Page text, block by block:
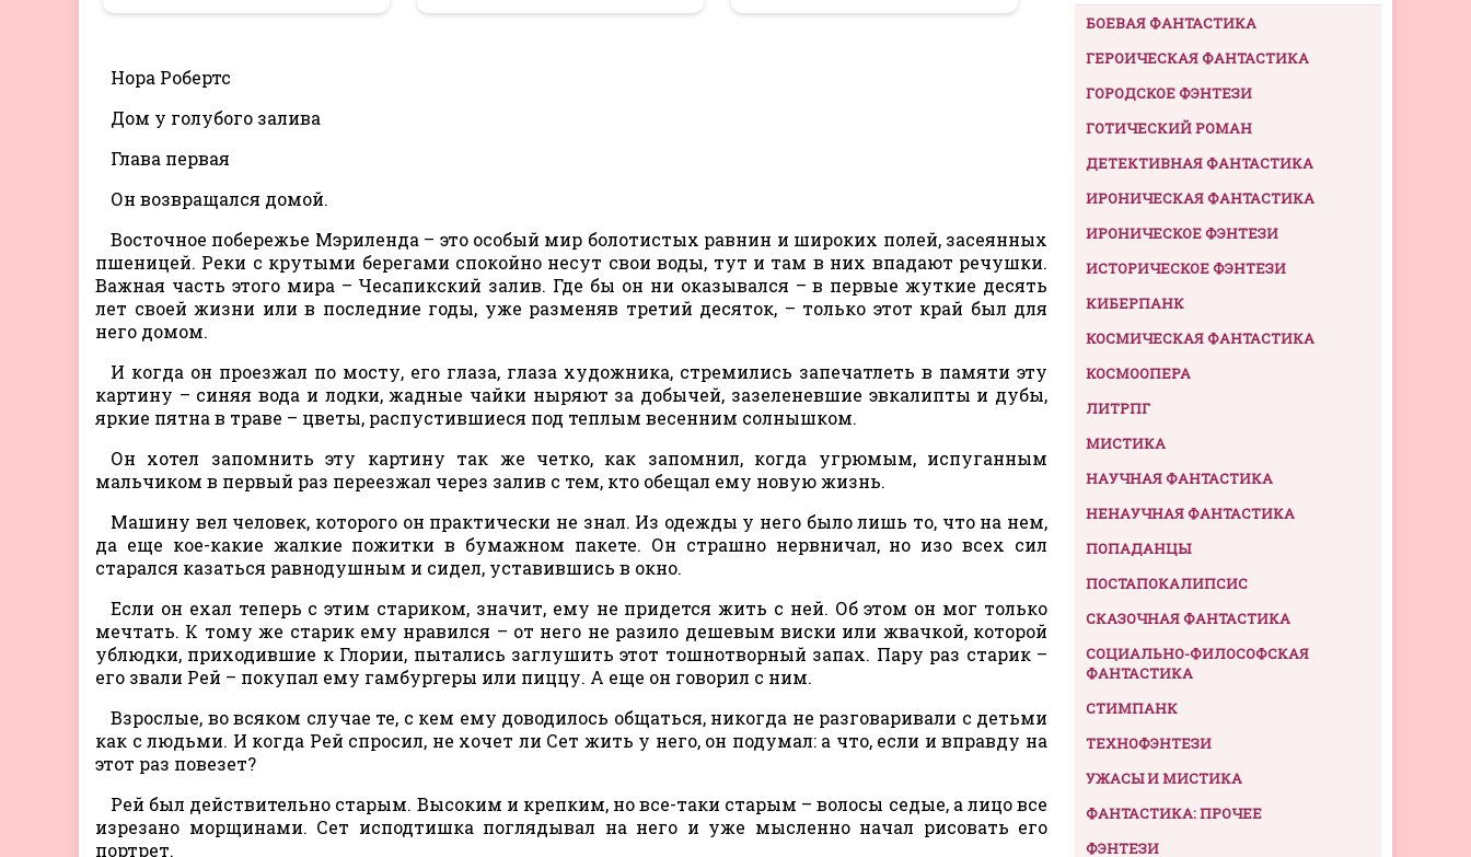
Нора Робертс
Дом у голубого залива
Глава первая
Он возвращался домой.
Восточное побережье Мэриленда – это особый мир болотистых равнин и широких полей, засеянных
пшеницей. Реки с крутыми берегами спокойно несут свои воды, тут и там в них впадают речушки.
Важная часть этого мира – Чесапикский залив. Где бы он ни оказывался – в первые жуткие десять
лет своей жизни или в последние годы, уже разменяв третий десяток, – только этот край был для
него домом.
И когда он проезжал по мосту, его глаза, глаза художника, стремились запечатлеть в памяти эту
картину – синяя вода и лодки, жадные чайки ныряют за добычей, зазеленевшие эвкалипты и дубы,
яркие пятна в траве – цветы, распустившиеся под теплым весенним солнышком.
Он хотел запомнить эту картину так же четко, как запомнил, когда угрюмым, испуганным
мальчиком в первый раз переезжал через залив с тем, кто обещал ему новую жизнь.
Машину вел человек, которого он практически не знал. Из одежды у него было лишь то, что на нем,
да еще кое-какие жалкие пожитки в бумажном пакете. Он страшно нервничал, но изо всех сил
старался казаться равнодушным и сидел, уставившись в окно.
Если он ехал теперь с этим стариком, значит, ему не придется жить с ней. Об этом он мог только
мечтать. К тому же старик ему нравился – от него не разило дешевым виски или жвачкой, которой
ублюдки, приходившие к Глории, пытались заглушить этот тошнотворный запах. Пару раз старик –
его звали Рей – покупал ему гамбургеры или пиццу. А еще он говорил с ним.
Взрослые, во всяком случае те, с кем ему доводилось общаться, никогда не разговаривали с детьми
как с людьми. И когда Рей спросил, не хочет ли Сет жить у него, он подумал: а что, если и вправду на
этот раз повезет?
Рей был действительно старым. Высоким и крепким, но все-таки старым – волосы седые, а лицо все
изрезано морщинами. Сет исподтишка поглядывал на него и уже мысленно начал рисовать его
портрет.
БОЕВАЯ ФАНТАСТИКА
ГЕРОИЧЕСКАЯ ФАНТАСТИКА
ГОРОДСКОЕ ФЭНТЕЗИ
ГОТИЧЕСКИЙ РОМАН
ДЕТЕКТИВНАЯ ФАНТАСТИКА
ИРОНИЧЕСКАЯ ФАНТАСТИКА
ИРОНИЧЕСКОЕ ФЭНТЕЗИ
ИСТОРИЧЕСКОЕ ФЭНТЕЗИ
КИБЕРПАНК
КОСМИЧЕСКАЯ ФАНТАСТИКА
КОСМООПЕРА
ЛИТРПГ
МИСТИКА
НАУЧНАЯ ФАНТАСТИКА
НЕНАУЧНАЯ ФАНТАСТИКА
ПОПАДАНЦЫ
ПОСТАПОКАЛИПСИС
СКАЗОЧНАЯ ФАНТАСТИКА
СОЦИАЛЬНО-ФИЛОСОФСКАЯ
ФАНТАСТИКА
СТИМПАНК
ТЕХНОФЭНТЕЗИ
УЖАСЫ И МИСТИКА
ФАНТАСТИКА: ПРОЧЕЕ
ФЭНТЕЗИ